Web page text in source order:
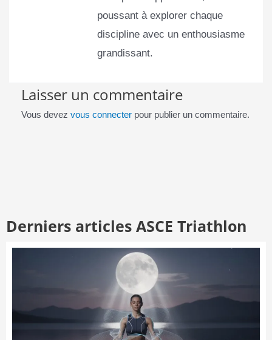
poussant à explorer chaque
discipline avec un enthousiasme
grandissant.
Laisser un commentaire
Vous devez vous connecterpour publier un commentaire.
Derniers articles ASCE Triathlon